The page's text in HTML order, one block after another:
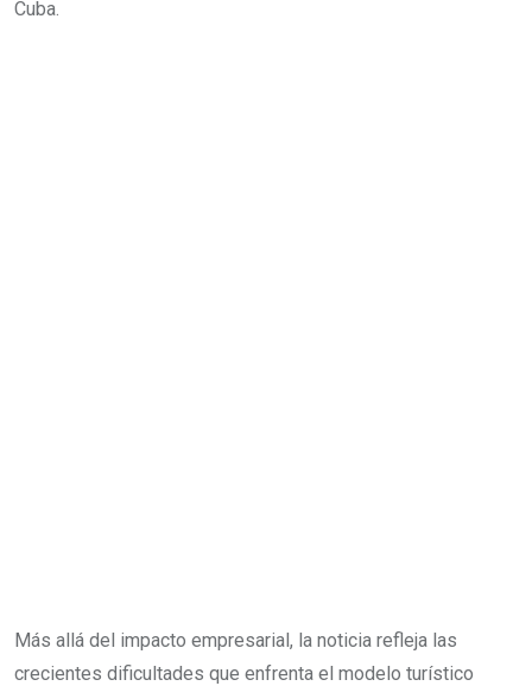
Cuba.
Más allá del impacto empresarial, la noticia refleja las
crecientes dificultades que enfrenta el modelo turístico